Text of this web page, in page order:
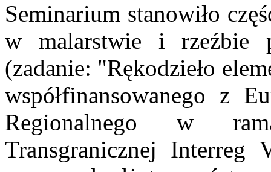
Seminarium stanowiło
w malarstwie i rzeźbie
(zadanie: "Rękodzieło
współfinansowanego z
Regionalnego w
Transgranicznej Interreg